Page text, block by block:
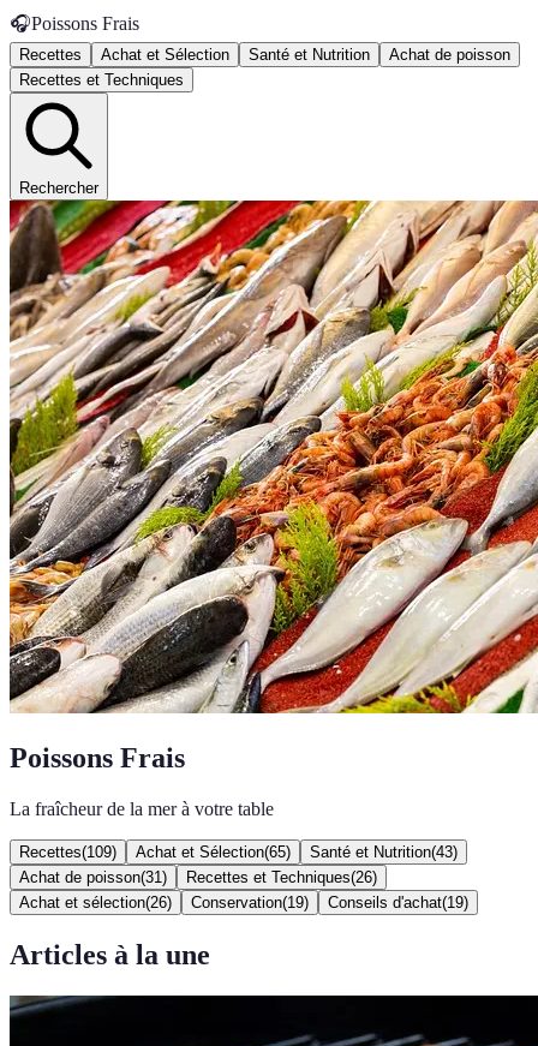
🎧Poissons Frais
Recettes Achat et Sélection Santé et Nutrition
Achat de poisson
Recettes et Techniques
Rechercher
Poissons Frais
La fraîcheur de la mer à votre table
Recettes(109) Achat et Sélection(65) Santé et Nutrition(43)
Achat de poisson(31 ) Recettes et Techniques(26)
Achat et sélection(26) Conservation(19) Conseils d'achat(19)
Articles à la une